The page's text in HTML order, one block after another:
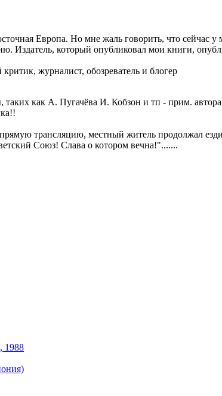
Европа. Но мне жаль говорить, что сейчас
Издатель, который опубликовал мои книги,
журналист, обозреватель и блогер
таких как А. Пугачёва И. Кобзон и тп - прим.
трансляцию, местный житель продолжал
Союз! Слава о котором вечна!".......